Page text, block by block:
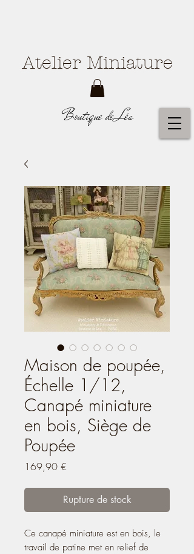
Boutique de Léa
Atelier Miniature
Maison de poupée,
Échelle 1/12,
Canapé miniature
en bois, Siège de
Poupée
169,90 €
Rupture de stock
Ce canapé miniature est en bois, le
travail de patine met en relief de